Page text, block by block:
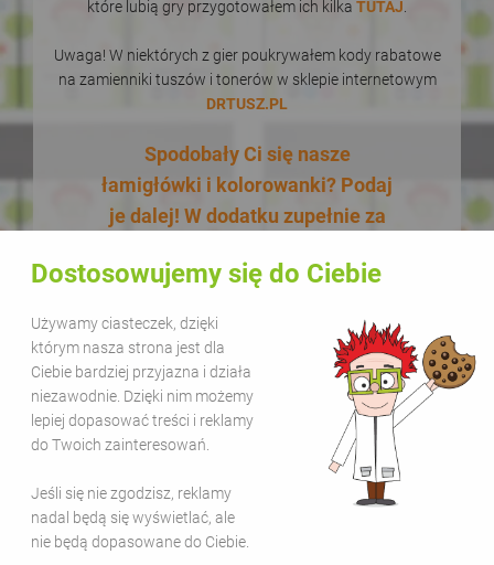
Dostosowujemy się do Ciebie
Używamy ciasteczek, dzięki
którym nasza strona jest dla
Ciebie bardziej przyjazna i działa
niezawodnie. Dzięki nim możemy
lepiej dopasować treści i reklamy
do Twoich zainteresowań.
Jeśli się nie zgodzisz, reklamy
nadal będą się wyświetlać, ale
nie będą dopasowane do Ciebie.
które lubią gry przygotowałem ich kilka TUTAJ
Uwaga! W niektórych z gier poukrywałem kody rabatowe
na zamienniki tuszów i tonerów w sklepie internetowym
DRTUSZ.PL
Spodobały Ci się nasze
łamigłówki i kolorowanki? Podaj
je dalej! W dodatku zupełnie za
materiałów w celach
Wystarczy, że zamieścisz na
swojej stronie lub kanale
informację, że pochodzą one z
serwisu Sala Gier i dodasz link
. Kolorową zabawą
warto się dzielić!